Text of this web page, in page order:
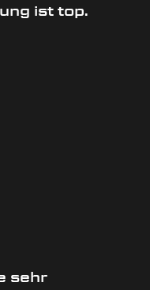
ist top.
sehr